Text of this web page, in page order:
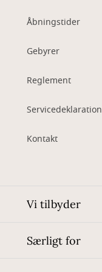
Åbningstider
Gebyrer
Reglement
Servicedeklaration
Kontakt
Vi tilbyder
Særligt for